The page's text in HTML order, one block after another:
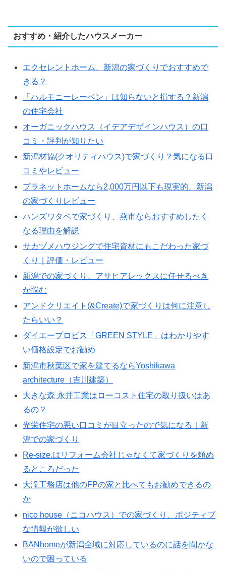
おすすめ・紹介したハウスメーカー
エクセレントホーム、新潟の家づくりでおすすめで
きる？
「ハルモニーレーベン」は知らないと損する？新潟
の住宅会社
オーガニックハウス（イデアデザインハウス）の口
コミ・評判が知りたい
新潟材協(クオリティハウス)で家づくり？気になる口
コミやレビュー
プラネットホームなら2,000万円以下も現実的、新潟
の家づくりレビュー
ハンズワタベで家づくり、燕市ならおすすめしたく
なる理由を解説
サカヅメハウジングで住宅資材にもこだわった家づ
くり｜評価・レビュー
新潟での家づくり、アサヒアレックスに任せるべき
か悩む
アンドクリエイト(&Create)で家づくりは何に注意し
たらいい？
ダイエープロビス「GREEN STYLE」はわかりやす
い価格設定でお勧め
新潟市秋葉区で家を建てるならYoshikawa
architecture（吉川建築）
大きな森 永井工業はローコスト住宅の取り扱いはあ
るの？
光栄住宅の悪い口コミが目立ったので気になる｜新
潟での家づくり
Re-size.はリフォーム会社じゃなくて家づくりを頼め
るところだった
大滝工務店は他のFPの家と比べてもお勧めできるの
か
nico house（ニコハウス）での家づくり、ポジティブ
な情報が欲しい
BANhomeが新潟全域に対応しているのに話を聞かな
いので困っている